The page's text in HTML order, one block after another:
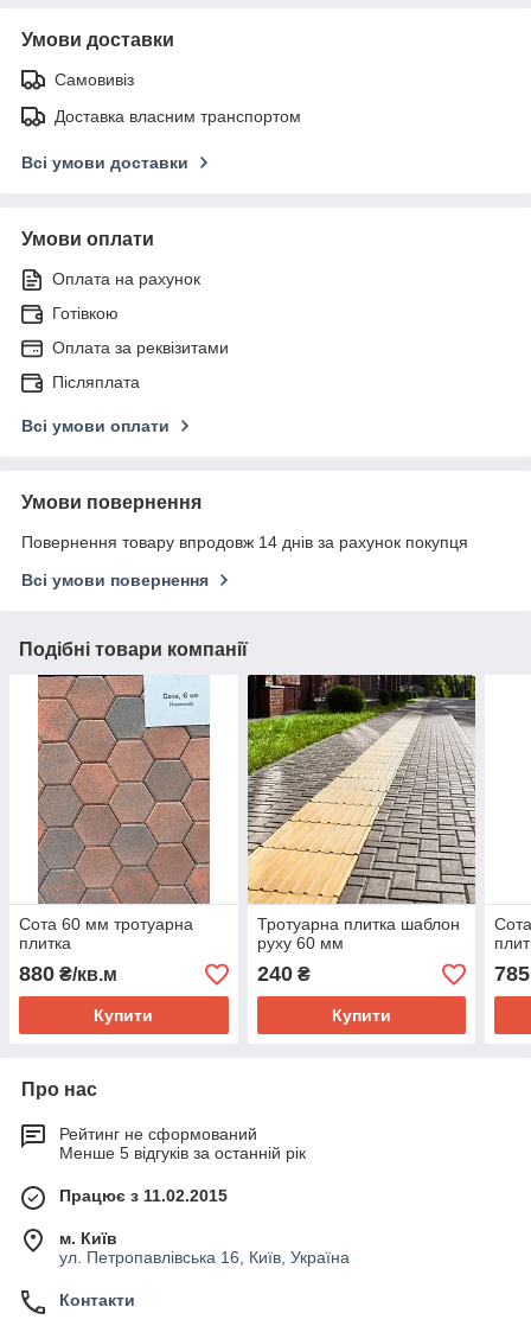
Умови доставки
Самовивіз
Доставка власним транспортом
Всі умови доставки
Умови оплати
Оплата на рахунок
Готівкою
Оплата за реквізитами
Післяплата
Всі умови оплати
Умови повернення
Повернення товару впродовж 14 днів за рахунок покупця
Всі умови повернення
Подібні товари компанії
Сота 60 мм тротуарна
плитка
880 ₴/кв.м
Купити
Тротуарна плитка шаблон
руху 60 мм
240₴
Купити
785
Про нас
Рейтинг не сформований
Менше 5 відгуків за останній рік
Працює з 11.02.2015
м. Київ
ул. Петропавлівська 16, Київ, Україна
Контакти